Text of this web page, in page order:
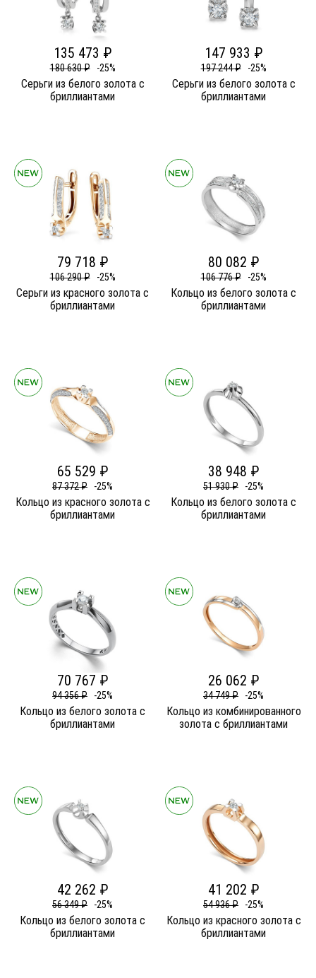
135 473 ₽
180 630 ₽ -25%
Серьги из белого золота c
бриллиантами
147 933 ₽
197 244 ₽ -25%
Серьги из белого золота c
бриллиантами
79 718 ₽
106 290 ₽ -25%
Серьги из красного золота c
бриллиантами
80 082 ₽
106 776 ₽ -25%
Кольцо из белого золота c
бриллиантами
65 529 ₽
87 372 ₽ -25%
Кольцо из красного золота c
бриллиантами
38 948 ₽
51 930 ₽ -25%
Кольцо из белого золота c
бриллиантами
70 767 ₽
94 356 ₽ -25%
Кольцо из белого золота c
бриллиантами
26 062 ₽
34 749 ₽ -25%
Кольцо из комбинированного
золота c бриллиантами
42 262 ₽
56 349 ₽ -25%
Кольцо из белого золота c
бриллиантами
41 202 ₽
54 936 ₽ -25%
Кольцо из красного золота c
бриллиантами